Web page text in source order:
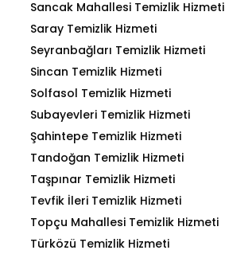
Sancak Mahallesi Temizlik Hizmeti
Saray Temizlik Hizmeti
Seyranbağları Temizlik Hizmeti
Sincan Temizlik Hizmeti
Solfasol Temizlik Hizmeti
Subayevleri Temizlik Hizmeti
Şahintepe Temizlik Hizmeti
Tandoğan Temizlik Hizmeti
Taşpınar Temizlik Hizmeti
Tevfik İleri Temizlik Hizmeti
Topçu Mahallesi Temizlik Hizmeti
Türközü Temizlik Hizmeti